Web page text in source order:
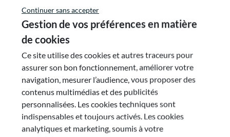
En savoir plus sur ce conseiller
Continuer sans accepter
Gestion de vos préférences en matière
de cookies
Ce site utilise des cookies et autres traceurs pour
assurer son bon fonctionnement, améliorer votre
navigation, mesurer l’audience, vous proposer des
contenus multimédias et des publicités
personnalisées. Les cookies techniques sont
indispensables et toujours activés. Les cookies
analytiques et marketing, soumis à votre